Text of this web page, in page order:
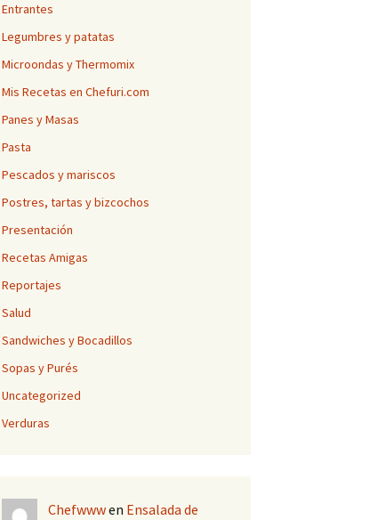
Entrantes
Legumbres y patatas
Microondas y Thermomix
Mis Recetas en Chefuri.com
Panes y Masas
Pasta
Pescados y mariscos
Postres, tartas y bizcochos
Presentación
Recetas Amigas
Reportajes
Salud
Sandwiches y Bocadillos
Sopas y Purés
Uncategorized
Verduras
Chefwwwen Ensalada de